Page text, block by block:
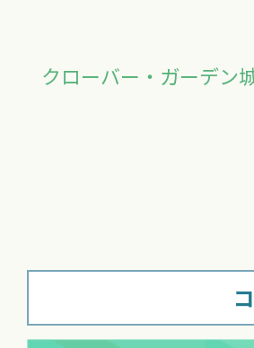
クローバー・ガーデン